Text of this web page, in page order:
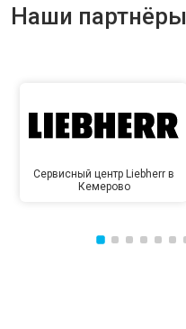
Наши партнёры
Сервисный центр Liebherr в
Кемерово